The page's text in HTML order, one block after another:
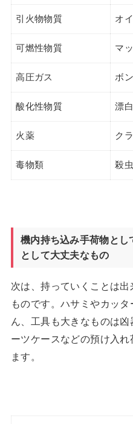
引火物物質 オ
可燃性物質 マ
高圧ガス ボ
酸化性物質 漂
火薬 ク
毒物類 殺
機内持ち込み手荷物と
として大丈夫なもの
次は、持っていくことは
ものです。ハサミやカッ
ん、工具も大きなものは
ーツケースなどの預け入
ます。